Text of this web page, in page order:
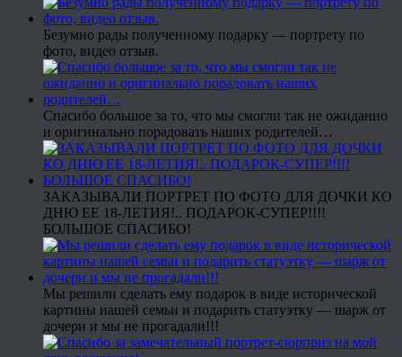
Безумно рады полученному подарку — портрету по
фото, видео отзыв.
Спасибо большое за то, что мы смогли так не ожиданно
и оригинально порадовать наших родителей…
ЗАКАЗЫВАЛИ ПОРТРЕТ ПО ФОТО ДЛЯ ДОЧКИ КО
ДНЮ ЕЕ 18-ЛЕТИЯ!.. ПОДАРОК-СУПЕР!!!!
БОЛЬШОЕ СПАСИБО!
Мы решили сделать ему подарок в виде исторической
картины нашей семьи и подарить статуэтку — шарж от
дочери и мы не прогадали!!!